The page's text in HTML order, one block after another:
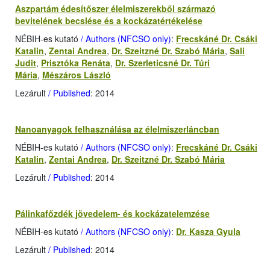
Aszpartám édesítőszer élelmiszerekből származó
bevitelének becslése és a kockázatértékelése
NÉBIH-es kutató / Authors (NFCSO only): Frecskáné Dr. Csáki
Katalin, Zentai Andrea, Dr. Szeitzné Dr. Szabó Mária, Sali
Judit, Prisztóka Renáta, Dr. Szerleticsné Dr. Túri
Mária, Mészáros László
Lezárult / Published: 2014
Nanoanyagok felhasználása az élelmiszerláncban
NÉBIH-es kutató / Authors (NFCSO only): Frecskáné Dr. Csáki
Katalin, Zentai Andrea, Dr. Szeitzné Dr. Szabó Mária
Lezárult / Published: 2014
Pálinkafőzdék jövedelem- és kockázatelemzése
NÉBIH-es kutató / Authors (NFCSO only): Dr. Kasza Gyula
Lezárult / Published: 2014